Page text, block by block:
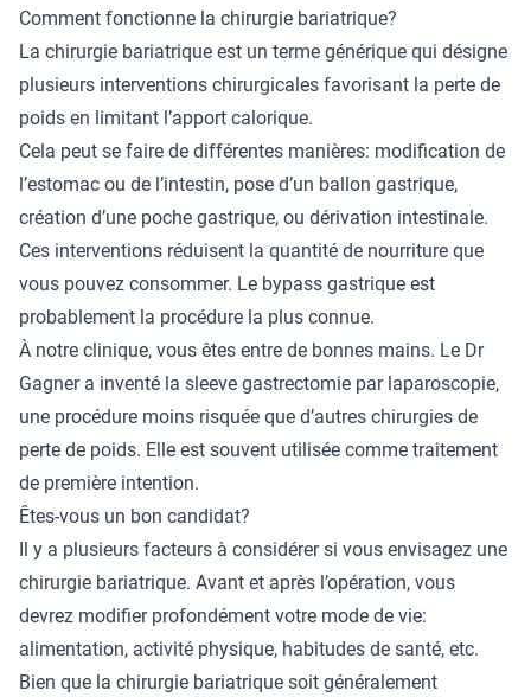
Comment fonctionne la chirurgie bariatrique?
La chirurgie bariatrique est un terme générique qui désigne
plusieurs interventions chirurgicales favorisant la perte de
poids en limitant l’apport calorique.
Cela peut se faire de différentes manières: modification de
l’estomac ou de l’intestin, pose d’un ballon gastrique,
création d’une poche gastrique, ou dérivation intestinale.
Ces interventions réduisent la quantité de nourriture que
vous pouvez consommer. Le bypass gastrique est
probablement la procédure la plus connue.
À notre clinique, vous êtes entre de bonnes mains. Le Dr
Gagner a inventé la sleeve gastrectomie par laparoscopie,
une procédure moins risquée que d’autres chirurgies de
perte de poids. Elle est souvent utilisée comme traitement
de première intention.
Êtes-vous un bon candidat?
Il y a plusieurs facteurs à considérer si vous envisagez une
chirurgie bariatrique. Avant et après l’opération, vous
devrez modifier profondément votre mode de vie:
alimentation, activité physique, habitudes de santé, etc.
Bien que la chirurgie bariatrique soit généralement